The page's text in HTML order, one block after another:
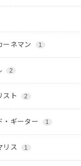
ーネマン 1
2
スト 2
・ギーター 1
リス 1